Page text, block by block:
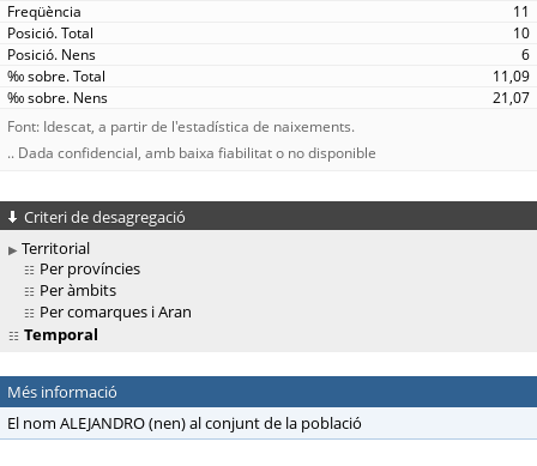
11
10
6
11,09
21,07
Font: Idescat, a partir de l'estadística de naixements.
.. Dada confidencial, amb baixa fiabilitat o no disponible
Criteri de desagregació
Territorial
Per províncies
Per àmbits
Per comarques i Aran
Temporal
Més informació
El nom ALEJANDRO (nen) al conjunt de la població